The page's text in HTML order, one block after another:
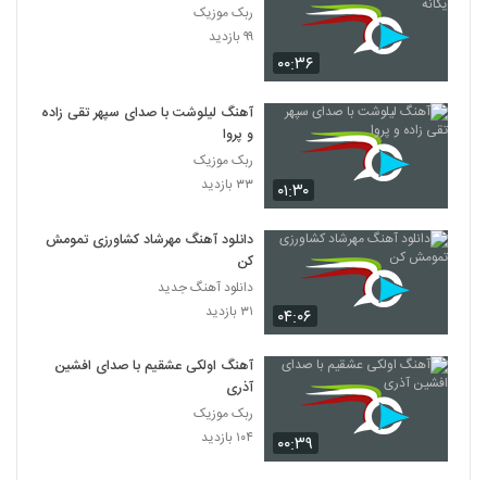
۰۰:۳۶
ربک موزیک
۹۹ بازدید
۰۱:۳۰
آهنگ لیلوشت با صدای سپهر تقی زاده
و پروا
ربک موزیک
۳۳ بازدید
۰۴:۰۶
دانلود آهنگ مهرشاد کشاورزی تمومش
کن
دانلود آهنگ جدید
۳۱ بازدید
۰۰:۳۹
آهنگ اولکی عشقیم با صدای افشین
آذری
ربک موزیک
۱۰۴ بازدید